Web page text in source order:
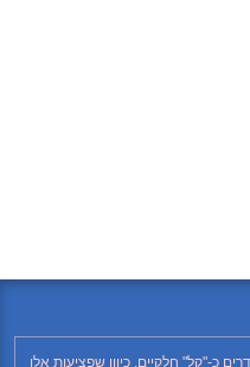
כ-"קל" חלקיים, כיוון שפציעות אלו